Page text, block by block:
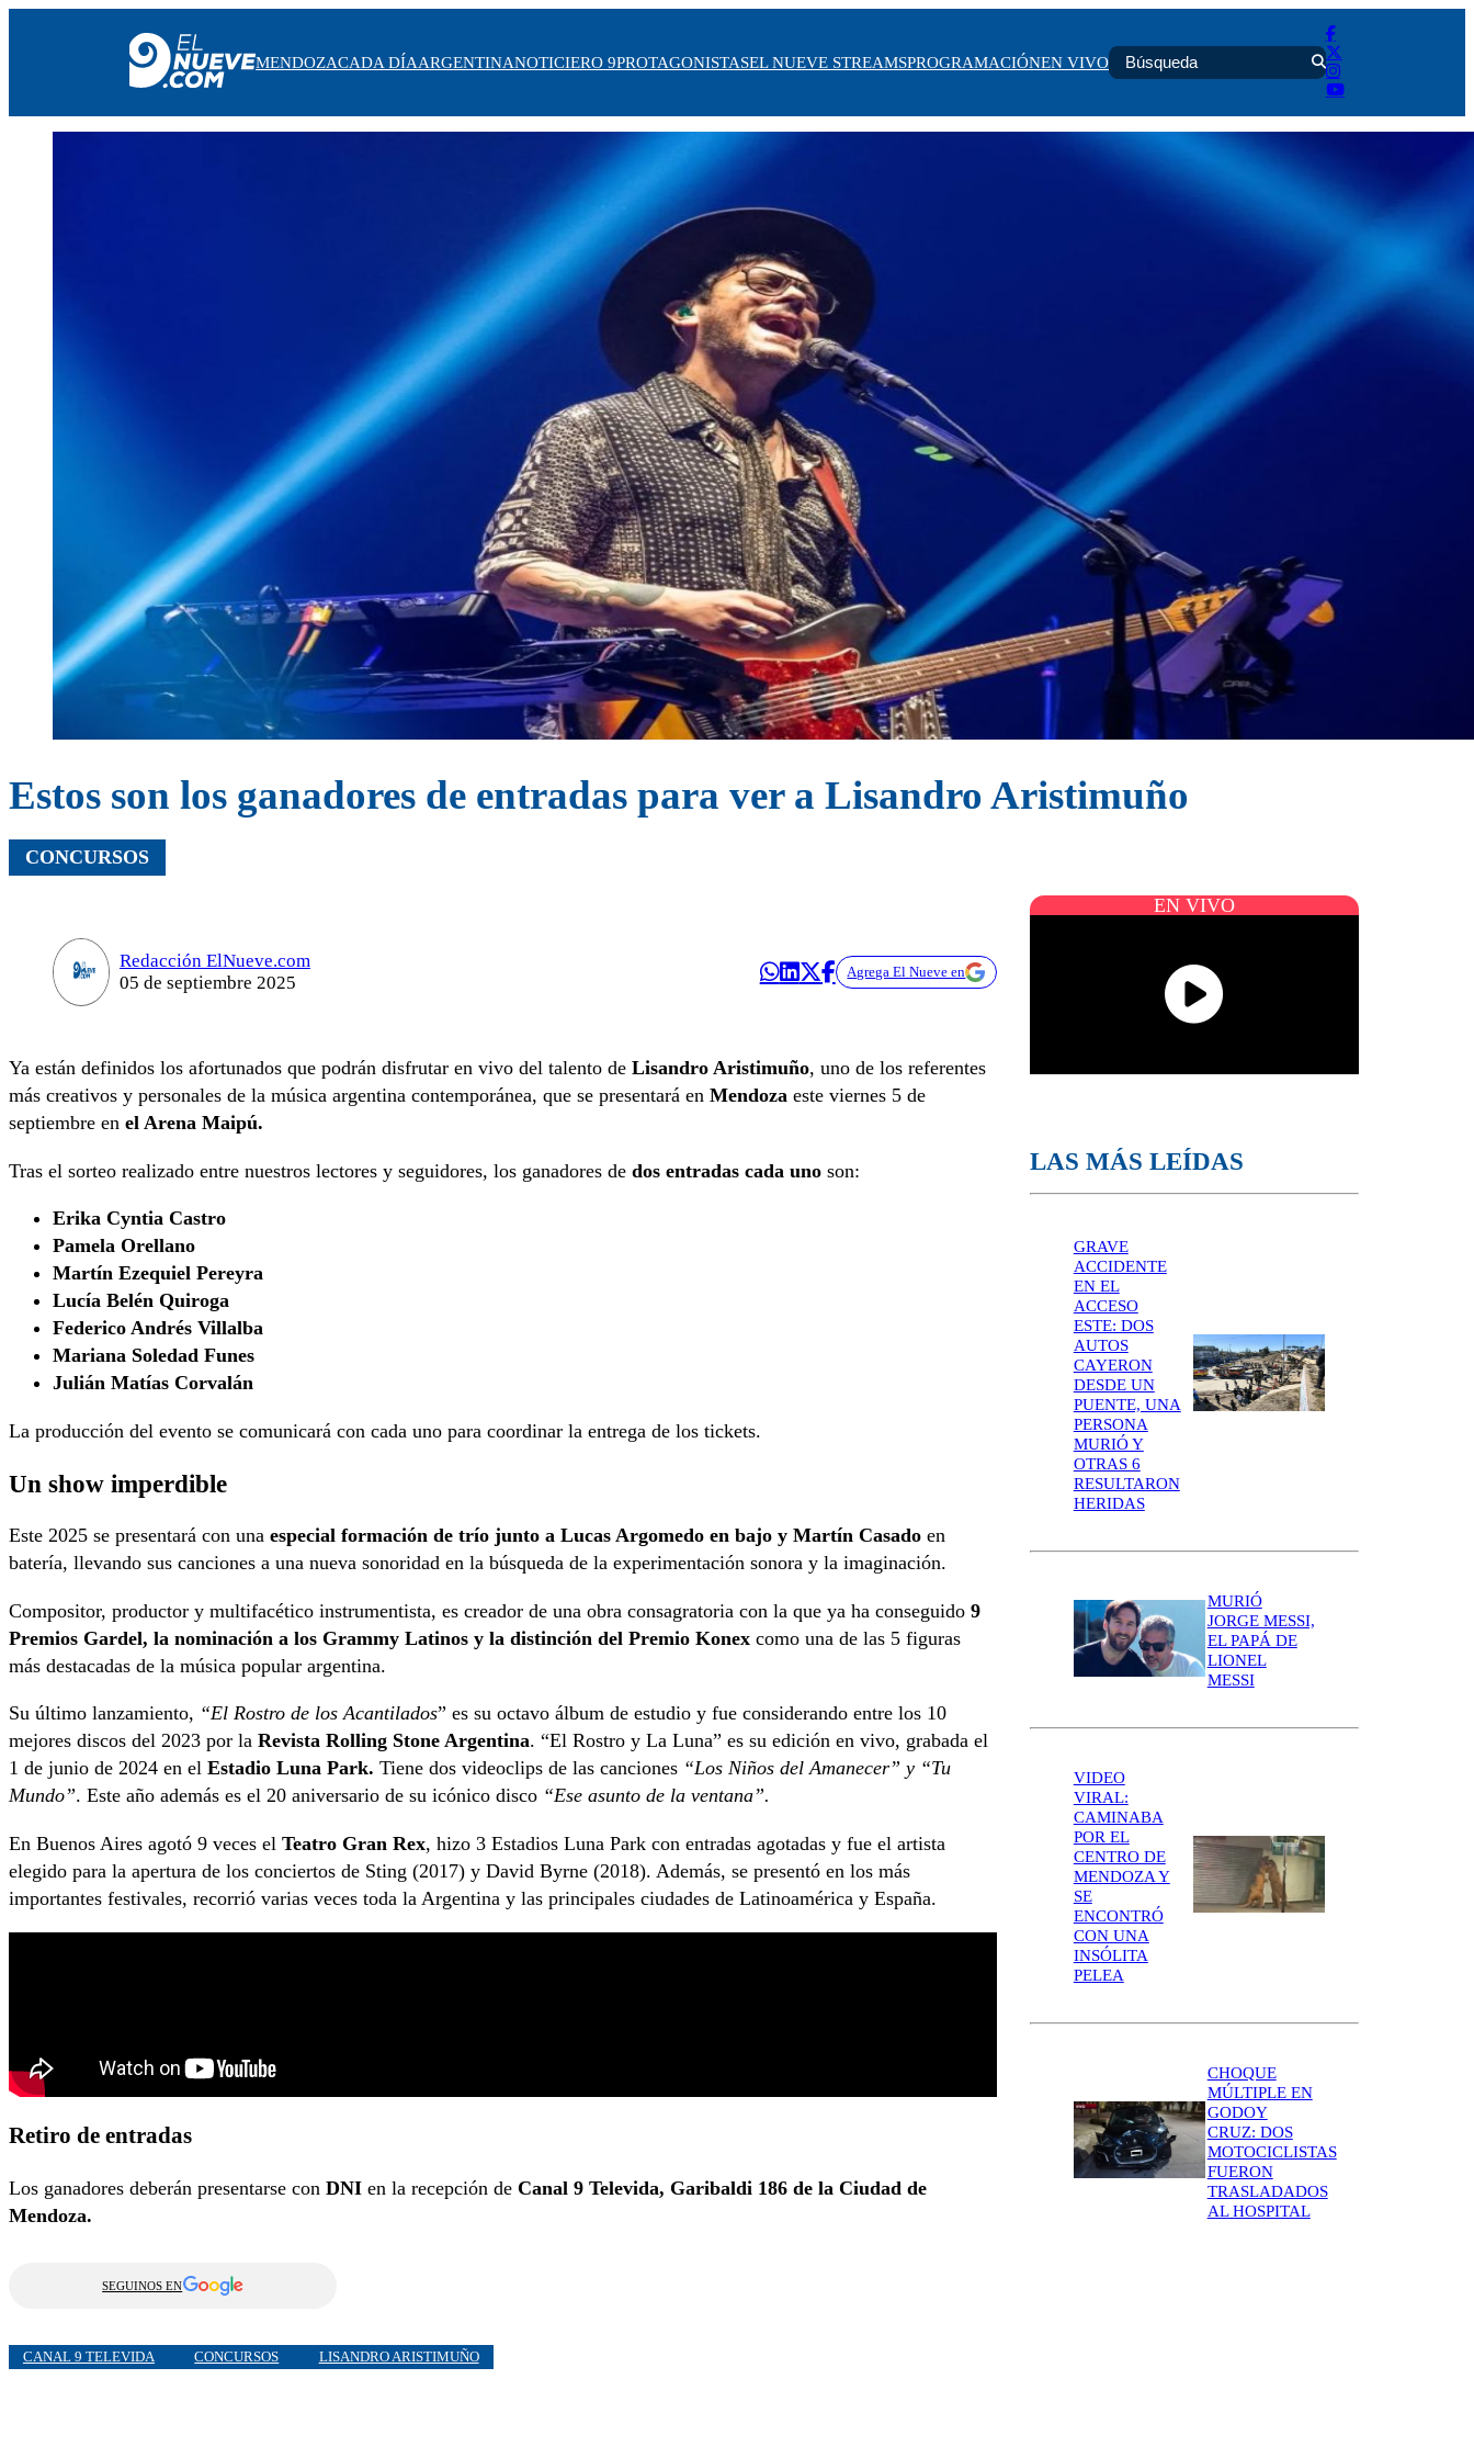
MENDOZACADA DÍAARGENTINANOTICIERO 9PROTAGONISTASEL NUEVE STREAMSPROGRAMACIÓNEN VIVO
Estos son los ganadores de entradas para ver a Lisandro Aristimuño
CONCURSOS
Redacción ElNueve.com
05 de septiembre 2025
Agrega El Nueve en
Ya están definidos los afortunados que podrán disfrutar en vivo del talento de Lisandro Aristimuño, uno de los referentes
más creativos y personales de la música argentina contemporánea, que se presentará en Mendoza este viernes 5 de
septiembre en el Arena Maipú.
Tras el sorteo realizado entre nuestros lectores y seguidores, los ganadores de dos entradas cada uno son:
Erika Cyntia Castro
Pamela Orellano
Martín Ezequiel Pereyra
Lucía Belén Quiroga
Federico Andrés Villalba
Mariana Soledad Funes
Julián Matías Corvalán
La producción del evento se comunicará con cada uno para coordinar la entrega de los tickets.
Un show imperdible
Este 2025 se presentará con una especial formación de trío junto a Lucas Argomedo en bajo y Martín Casado en
batería, llevando sus canciones a una nueva sonoridad en la búsqueda de la experimentación sonora y la imaginación.
Compositor, productor y multifacético instrumentista, es creador de una obra consagratoria con la que ya ha conseguido 9
Premios Gardel, la nominación a los Grammy Latinos y la distinción del Premio Konex como una de las 5 figuras
más destacadas de la música popular argentina.
Su último lanzamiento, “El Rostro de los Acantilados” es su octavo álbum de estudio y fue considerando entre los 10
mejores discos del 2023 por la Revista Rolling Stone Argentina. “El Rostro y La Luna” es su edición en vivo, grabada el
1 de junio de 2024 en el Estadio Luna Park. Tiene dos videoclips de las canciones “Los Niños del Amanecer” y “Tu
Mundo”. Este año además es el 20 aniversario de su icónico disco “Ese asunto de la ventana”.
En Buenos Aires agotó 9 veces el Teatro Gran Rex, hizo 3 Estadios Luna Park con entradas agotadas y fue el artista
elegido para la apertura de los conciertos de Sting (2017) y David Byrne (2018). Además, se presentó en los más
importantes festivales, recorrió varias veces toda la Argentina y las principales ciudades de Latinoamérica y España.
Retiro de entradas
Los ganadores deberán presentarse con DNI en la recepción de Canal 9 Televida, Garibaldi 186 de la Ciudad de
Mendoza.
SEGUINOS EN
CANAL 9 TELEVIDA CONCURSOS LISANDRO ARISTIMUÑO
EN VIVO
LAS MÁS LEÍDAS
GRAVE
ACCIDENTE
EN EL
ACCESO
ESTE: DOS
AUTOS
CAYERON
DESDE UN
PUENTE, UNA
PERSONA
MURIÓ Y
OTRAS 6
RESULTARON
HERIDAS
MURIÓ
JORGE MESSI,
EL PAPÁ DE
LIONEL
MESSI
VIDEO
VIRAL:
CAMINABA
POR EL
CENTRO DE
MENDOZA Y
SE
ENCONTRÓ
CON UNA
INSÓLITA
PELEA
CHOQUE
MÚLTIPLE EN
GODOY
CRUZ: DOS
MOTOCICLISTAS
FUERON
TRASLADADOS
AL HOSPITAL